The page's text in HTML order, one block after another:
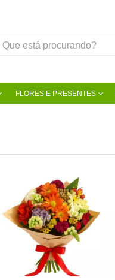
FLORES E PRESENTES